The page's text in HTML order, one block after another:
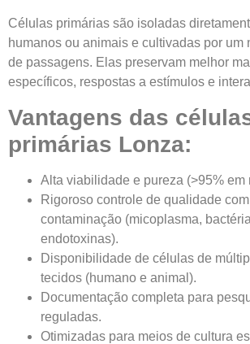
Células primárias são isoladas
humanos ou animais e cultivadas por um
de passagens. Elas preservam melhor
específicos, respostas a estímulos e
Vantagens das
primárias Lonza:
Alta viabilidade e pureza (>95% em
Rigoroso controle de qualidade
contaminação (micoplasma,
endotoxinas).
Disponibilidade de células de
tecidos (humano e animal).
Documentação completa para
reguladas.
Otimizadas para meios de cultura